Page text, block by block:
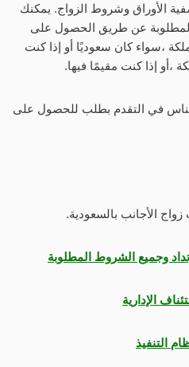
الأوراق وشروط الزواج. يمكنك
عن طريق الحصول على
،سواء كان سعوديًا أو إذا كنت
،أو إذا كنت مقيمًا فيها.
في التقدم بطلب للحصول على
الأجانب بالسعودية.
وجميع الشروط المطلوبة
الإدارية
التنفيذ